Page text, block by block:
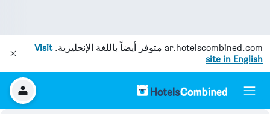
ar.hotelscombined.com متوفر أيضاً باللغة الإنجليزية.Visit
site in English